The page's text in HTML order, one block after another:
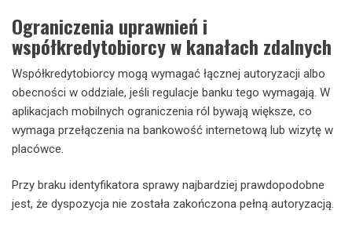
Ograniczenia uprawnień i
współkredytobiorcy w kanałach zdalnych
Współkredytobiorcy mogą wymagać łącznej autoryzacji albo
obecności w oddziale, jeśli regulacje banku tego wymagają. W
aplikacjach mobilnych ograniczenia ról bywają większe, co
wymaga przełączenia na bankowość internetową lub wizytę w
placówce.
Przy braku identyfikatora sprawy najbardziej prawdopodobne
jest, że dyspozycja nie została zakończona pełną autoryzacją.